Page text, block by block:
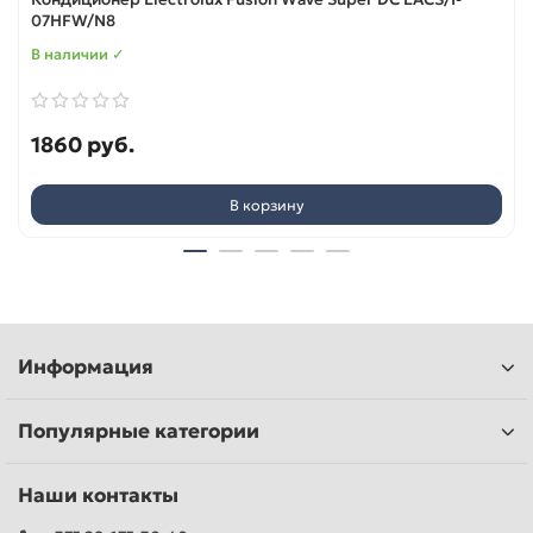
07HFW/N8
В наличии ✓
1860 руб.
В корзину
Информация
Популярные категории
Наши контакты